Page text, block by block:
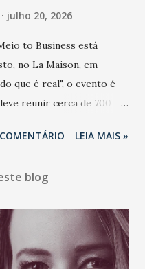
julho 20, 2026
to Business está
no La Maison, em
que é real", o evento é
reunir cerca de 700
Desde 2022, o NM2B
profissionais de marcas
TikTok e M. Dias Branco.
em que autenticidade
sobre marca,
LEIA MAIS »
blog